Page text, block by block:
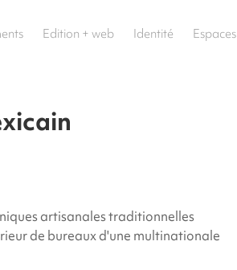
Edition + web Identité Espaces
artisanales traditionnelles
de bureaux d'une multinationale